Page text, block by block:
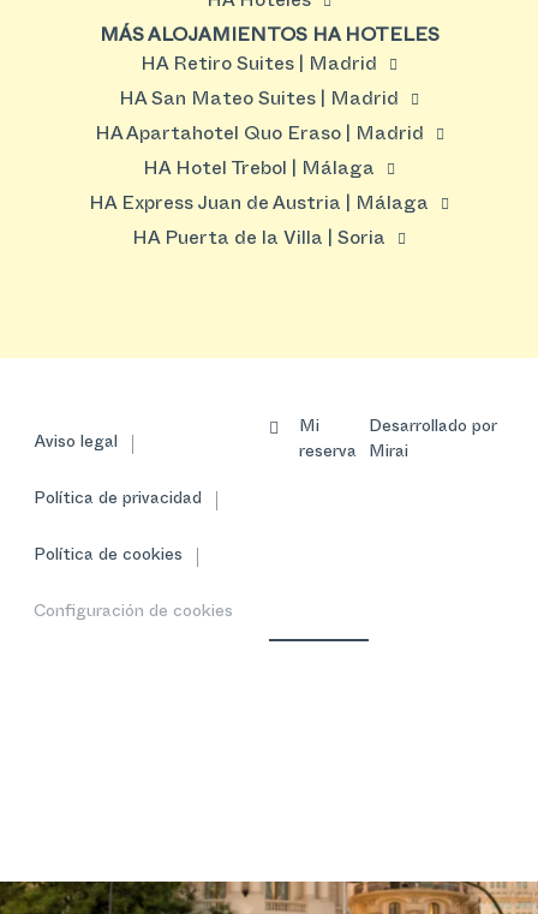
HA Hoteles
MÁS ALOJAMIENTOS HA HOTELES
HA Retiro Suites | Madrid
HA San Mateo Suites | Madrid
HA Apartahotel Quo Eraso | Madrid
HA Hotel Trebol | Málaga
HA Express Juan de Austria | Málaga
HA Puerta de la Villa | Soria
Aviso legal
Política de privacidad
Política de cookies
Configuración de cookies
Mi
reserva
Desarrollado por
Mirai